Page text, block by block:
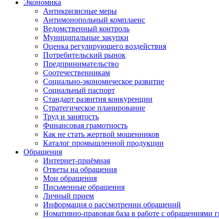
Экономика
Антикризисные меры
Антимонопольный комплаенс
Ведомственный контроль
Муниципальные закупки
Оценка регулирующего воздействия
Потребительский рынок
Предпринимательство
Соотечественникам
Социально-экономическое развитие
Социальный паспорт
Стандарт развития конкуренции
Стратегическое планирование
Труд и занятость
Финансовая грамотность
Как не стать жертвой мошенников
Каталог промышленной продукции
Обращения
Интернет-приёмная
Ответы на обращения
Мои обращения
Письменные обращения
Личный прием
Информация о рассмотрении обращений
Номативно-правовая база в работе с обращениями